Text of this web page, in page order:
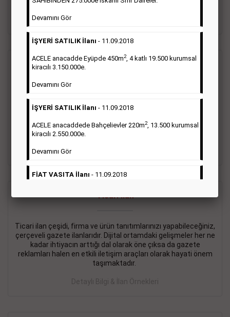
Detaylı Bilgi & İlan Örnekleri
Vasıta İlanı
Sarı sayfa ilanlar alım- satım, duyuru, mini reklam şeklinde
ifade edilebilen ilanlardır. Gazetelerin tirajını önemli ölçüde
etkilerler ve gazete gelirlerinin de önemli bir bölümünü
oluştururlar.Sabah sarı sayfa eleman ilanlarında 6 kelime
sayısı şartı aranmamaktadır.
Detaylı Bilgi & İlan Örnekleri
Ticari İlan
Ticari ilan çeşidi, firma ve ürün tanıtımlarınızı yapabileceğiniz,
çerçeveli gazete ilanlarıdır. Dijital ortamdaki gelişmeler her ne
kadar ihtiyacın arttığı dal olarak öne çıksa da gazete
reklamları halen en etkili iletişim araçları olarak hayati önem
taşımaktadır.
Detaylı Bilgi & İlan Örnekleri
Devamını Gör
İŞYERİ SATILIK İlanı - 11.09.2018
ACELE anacadde Eyüpde 450m2, 4 katlı 19.500 kurumsal
kiracılı 3.150.000e.
Devamını Gör
İŞYERİ SATILIK İlanı - 11.09.2018
ACELE anacaddede Bahçelievler 220m2, 13.500 kurumsal
kiracılı 2.550.000e.
Devamını Gör
FİAT VASITA İlanı - 11.09.2018
2.800.000e kurumsal mağaza.
BAKIRKÖY SATILIK İlanı- 11.09.2018
KARTALTEPEde kelepir 2+ 1 satılık daire